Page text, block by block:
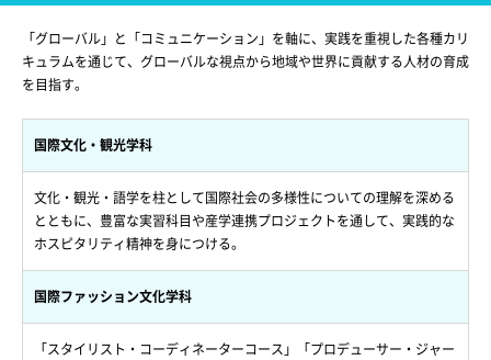
「グローバル」と「コミュニケーション」を軸に、実践を重視した各種カリ
キュラムを通じて、グローバルな視点から地域や世界に貢献する人材の育成
を目指す。
国際文化・観光学科
文化・観光・語学を柱として国際社会の多様性についての理解を深める
とともに、豊富な実習科目や産学連携プロジェクトを通して、実践的な
ホスピタリティ精神を身につける。
国際ファッション文化学科
「スタイリスト・コーディネーターコース」「プロデューサー・ジャー